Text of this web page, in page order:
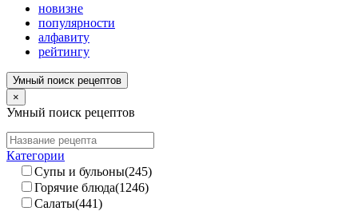
новизне
популярности
алфавиту
рейтингу
Умный поиск рецептов
×
Умный поиск рецептов
Категории
Супы и бульоны(245)
Горячие блюда(1246)
Салаты(441)